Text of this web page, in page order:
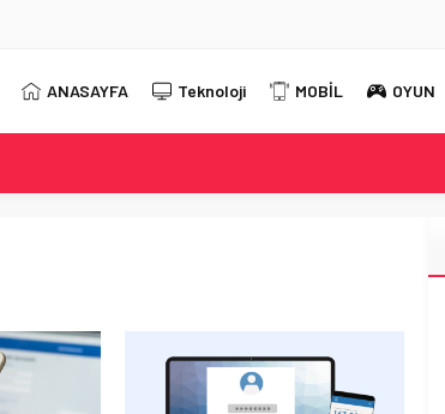
ANASAYFA Teknoloji MOBİL OYUN
Listesi
Tanıttı
Monitörünü Tanıttı